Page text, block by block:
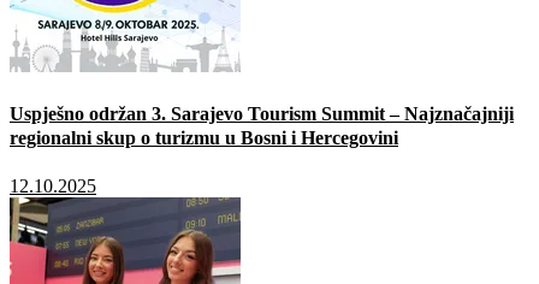
Uspješno održan 3. Sarajevo Tourism Summit – Najznačajniji
regionalni skup o turizmu u Bosni i Hercegovini
12.10.2025